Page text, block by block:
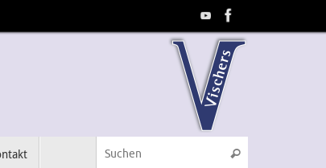
Suchen